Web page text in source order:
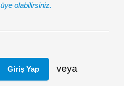
üye olabilirsiniz.
Giriş Yap veya